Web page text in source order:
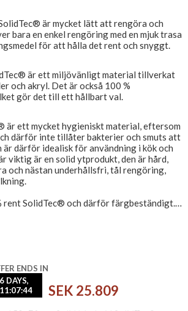
är mycket lätt att rengöra och
bara en enkel rengöring med en mjuk trasa
för att hålla det rent och snyggt.
är ett miljövänligt material tillverkat
och akryl. Det är också 100 %
gör det till ett hållbart val.
är ett mycket hygieniskt material, eftersom
därför inte tillåter bakterier och smuts att
är därför idealisk för användning i kök och
viktig är en solid ytprodukt, den är hård,
och nästan underhållsfri, tål rengöring,
rent SolidTec® och därför färgbeständigt.
995 kr
ENDS IN
6 DAYS,
11:07:43
SEK 25.809